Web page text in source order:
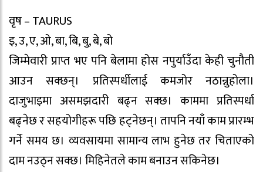
वृष – TAURUS
इ, उ, ए, ओ, बा, बि, बु, बे, बो
जिम्मेवारी प्राप्त भए पनि बेलामा होस नपुर्याउँदा केही चुनौती
आउन सक्छन्। प्रतिस्पर्धीलाई कमजोर नठान्नुहोला।
दाजुभाइमा असमझदारी बढ्न सक्छ। काममा प्रतिस्पर्धा
बढ्नेछ र सहयोगीहरू पछि हट्नेछन्। तापनि नयाँ काम प्रारम्भ
गर्ने समय छ। व्यवसायमा सामान्य लाभ हुनेछ तर चिताएको
दाम नउठ्न सक्छ। मिहिनेतले काम बनाउन सकिनेछ।